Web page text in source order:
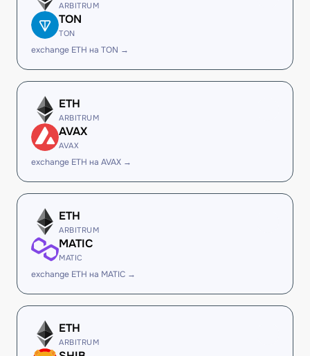
ARBITRUM
TON
TON
exchange ETH на TON →
ETH
ARBITRUM
AVAX
AVAX
exchange ETH на AVAX →
ETH
ARBITRUM
MATIC
MATIC
exchange ETH на MATIC →
ETH
ARBITRUM